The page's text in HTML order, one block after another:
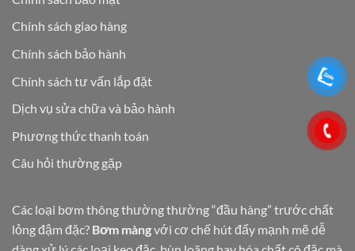
Chính sách giao hàng
Chính sách bảo hành
Chính sách tư vấn lắp đặt
Dịch vụ sửa chữa và bảo hành
Phương thức thanh toán
Câu hỏi thường gặp
Các loại bơm thông thường thường “đầu hàng” trước chất
lỏng đậm đặc? Bơm màngvới cơ chế hút đẩy mạnh mẽ dễ